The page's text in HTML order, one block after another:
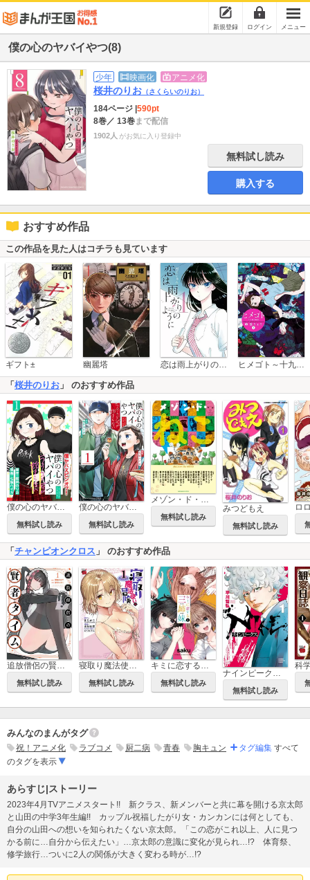
新規登録 ログイン メニュー
僕の心のヤバイやつ(8)
少年 映画化 アニメ化
桜井のりお （さくらいのりお）
184ページ 590pt
8巻／ 13巻まで配信
1902人 がお気に入り登録中
無料試し読み
購入する
おすすめ作品
この作品を見た人はコチラも見ています
ギフト± 幽麗塔 恋は雨上がりのように ヒメゴト～十九歳の制服～
「 桜井のりお 」 のおすすめ作品
僕の心のヤバイやつ ラブコメディが始まらない(話売り)
無料試し読み
僕の心のヤバイやつ ラブコメディが始まらない
無料試し読み
メゾン・ド・ねこ
無料試し読み
みつどもえ
無料試し読み
ロ
「 チャンピオンクロス 」 のおすすめ作品
追放僧侶の賢者タイム
無料試し読み
寝取り魔法使いの冒険
無料試し読み
キミに恋する三姉妹
無料試し読み
ナインピークス NINE PEAKS
無料試し読み
みんなのまんがタグ
祝！アニメ化 ラブコメ 厨二病 青春 胸キュン タグ編集 すべて
のタグを表示
あらすじ|ストーリー
2023年4月TVアニメスタート!! 新クラス、新メンバーと共に幕を開ける京太郎
と山田の中学3年生編!! カップル祝福したがり女・カンカンには何としても、
自分の山田への想いを知られたくない京太郎。「この恋がこれ以上、人に見つ
かる前に…自分から伝えたい」…京太郎の意識に変化が見られ…!? 体育祭、
修学旅行…ついに2人の関係が大きく変わる時が…!?